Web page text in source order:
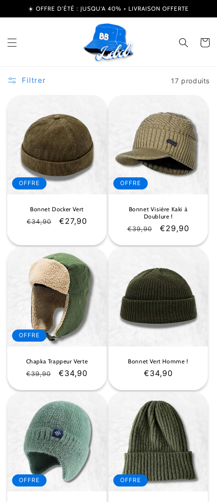
passer
au
☀️ OFFRE D’ÉTÉ : JUSQU'A 40% + LIVRAISON OFFERTE
Panier
Filtrer 17 produits
OFFRE
Bonnet Docker Vert
Prix
€34,90
Prix
€27,90
OFFRE
Bonnet Visière Kaki à
Doublure !
Prix
€39,90
Prix
€29,90
OFFRE
Chapka Trappeur Verte
Prix
€39,90
Prix
€34,90
Bonnet Vert Homme !
Prix
€34,90
OFFRE OFFRE